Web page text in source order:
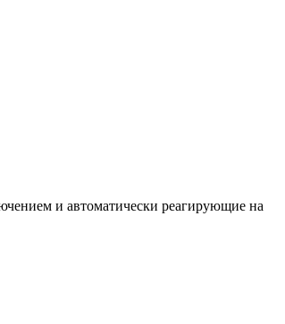
и автоматически реагирующие на